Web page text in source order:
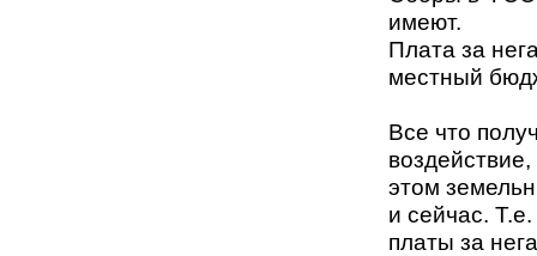
имеют.
Плата за
местный
Все что
этом
и сейчас.
платы за